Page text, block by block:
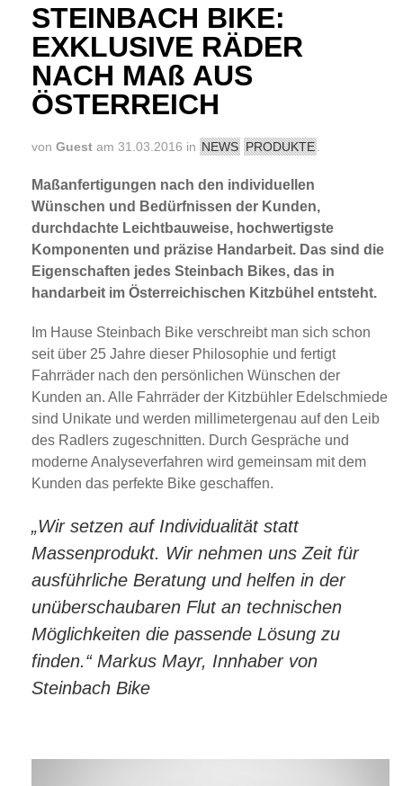
STEINBACH BIKE:
EXKLUSIVE RÄDER
NACH MAß AUS
ÖSTERREICH
von Guest am 31.03.2016 in NEWS PRODUKTE
Maßanfertigungen nach den individuellen
Wünschen und Bedürfnissen der Kunden,
durchdachte Leichtbauweise, hochwertigste
Komponenten und präzise Handarbeit. Das sind die
Eigenschaften jedes Steinbach Bikes, das in
handarbeit im Österreichischen Kitzbühel entsteht.
Im Hause Steinbach Bike verschreibt man sich schon
seit über 25 Jahre dieser Philosophie und fertigt
Fahrräder nach den persönlichen Wünschen der
Kunden an. Alle Fahrräder der Kitzbühler Edelschmiede
sind Unikate und werden millimetergenau auf den Leib
des Radlers zugeschnitten. Durch Gespräche und
moderne Analyseverfahren wird gemeinsam mit dem
Kunden das perfekte Bike geschaffen.
„Wir setzen auf Individualität statt
Massenprodukt. Wir nehmen uns Zeit für
ausführliche Beratung und helfen in der
unüberschaubaren Flut an technischen
Möglichkeiten die passende Lösung zu
finden.“ Markus Mayr, Innhaber von
Steinbach Bike